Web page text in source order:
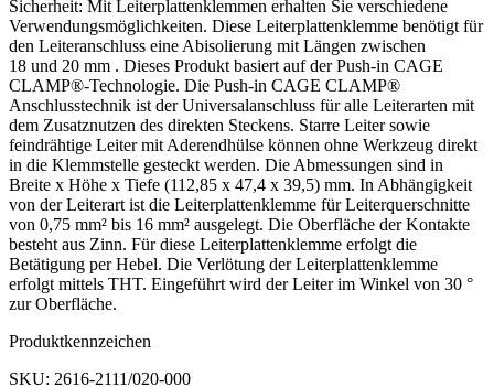
Sicherheit: Mit Leiterplattenklemmen erhalten Sie verschiedene
Verwendungsmöglichkeiten. Diese Leiterplattenklemme benötigt für
den Leiteranschluss eine Abisolierung mit Längen zwischen
18 und 20 mm . Dieses Produkt basiert auf der Push-in CAGE
CLAMP®-Technologie. Die Push-in CAGE CLAMP®
Anschlusstechnik ist der Universalanschluss für alle Leiterarten mit
dem Zusatznutzen des direkten Steckens. Starre Leiter sowie
feindrähtige Leiter mit Aderendhülse können ohne Werkzeug direkt
in die Klemmstelle gesteckt werden. Die Abmessungen sind in
Breite x Höhe x Tiefe (112,85 x 47,4 x 39,5) mm. In Abhängigkeit
von der Leiterart ist die Leiterplattenklemme für Leiterquerschnitte
von 0,75 mm² bis 16 mm² ausgelegt. Die Oberfläche der Kontakte
besteht aus Zinn. Für diese Leiterplattenklemme erfolgt die
Betätigung per Hebel. Die Verlötung der Leiterplattenklemme
erfolgt mittels THT. Eingeführt wird der Leiter im Winkel von 30 °
zur Oberfläche.
Produktkennzeichen
SKU: 2616-2111/020-000